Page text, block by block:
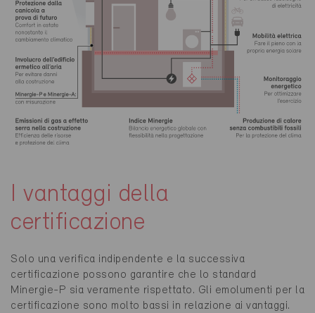
I vantaggi della
certificazione
Solo una verifica indipendente e la successiva
certificazione possono garantire che lo standard
Minergie-P sia veramente rispettato. Gli emolumenti per la
certificazione sono molto bassi in relazione ai vantaggi.